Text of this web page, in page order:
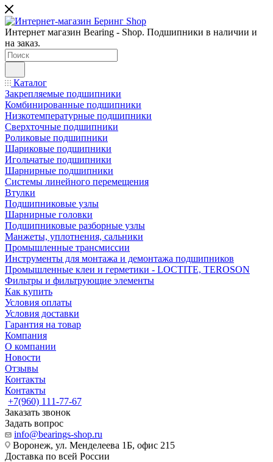
Интернет магазин Bearing - Shop. Подшипники в наличии и
на заказ.
Каталог
Закрепляемые подшипники
Комбинированные подшипники
Низкотемпературные подшипники
Сверхточные подшипники
Роликовые подшипники
Шариковые подшипники
Игольчатые подшипники
Шарнирные подшипники
Системы линейного перемещения
Втулки
Подшипниковые узлы
Шарнирные головки
Подшипниковые разборные узлы
Манжеты, уплотнения, сальники
Промышленные трансмиссии
Инструменты для монтажа и демонтажа подшипников
Промышленные клеи и герметики - LOCTITE, TEROSON
Фильтры и фильтрующие элементы
Как купить
Условия оплаты
Условия доставки
Гарантия на товар
Компания
О компании
Новости
Отзывы
Контакты
Контакты
+7(960) 111-77-67
Заказать звонок
Задать вопрос
info@bearings-shop.ru
Воронеж, ул. Менделеева 1Б, офис 215
Доставка по всей России